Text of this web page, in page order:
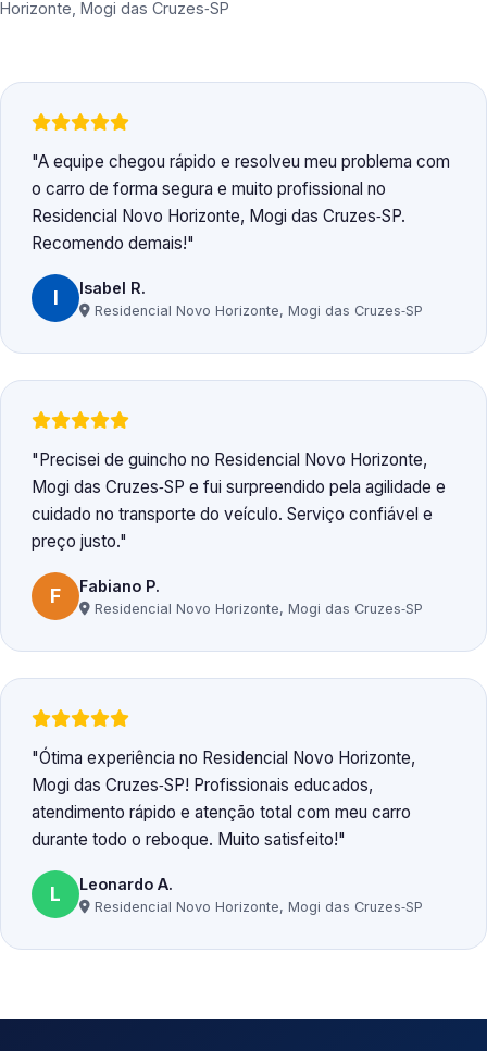
Horizonte, Mogi das Cruzes‑SP
A equipe chegou rápido e resolveu meu problema com
o carro de forma segura e muito profissional no
Residencial Novo Horizonte, Mogi das Cruzes‑SP.
Recomendo demais!
I Isabel R.
Residencial Novo Horizonte, Mogi das Cruzes‑SP
Precisei de guincho no Residencial Novo Horizonte,
Mogi das Cruzes‑SP e fui surpreendido pela agilidade e
cuidado no transporte do veículo. Serviço confiável e
preço justo.
F Fabiano P.
Residencial Novo Horizonte, Mogi das Cruzes‑SP
Ótima experiência no Residencial Novo Horizonte,
Mogi das Cruzes‑SP! Profissionais educados,
atendimento rápido e atenção total com meu carro
durante todo o reboque. Muito satisfeito!
L Leonardo A.
Residencial Novo Horizonte, Mogi das Cruzes‑SP